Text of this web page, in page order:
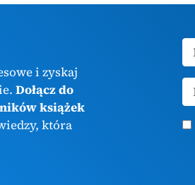
i zyskaj
Dołącz do
książek
która